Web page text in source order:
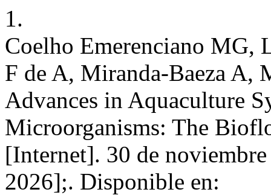
1.
Coelho Emerenciano MG,
F de A, Miranda-Baeza A,
Advances in Aquaculture
Microorganisms: The
[Internet]. 30 de
2026];. Disponible en: